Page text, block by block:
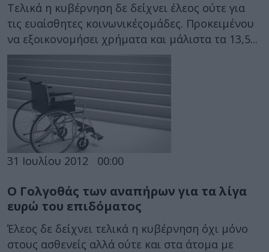
Τελικά η κυβέρνηση δε δείχνει έλεος ούτε για
τις ευαίσθητες κοινωνικέςομάδες. Προκειμένου
να εξοικονομήσει χρήματα και μάλιστα τα 13,5...
31 Ιουλίου 2012 00:00
Ο Γολγοθάς των αναπήρων για τα λίγα
ευρώ του επιδόματος
Έλεος δε δείχνει τελικά η κυβέρνηση όχι μόνο
στους ασθενείς αλλά ούτε και στα άτομα με